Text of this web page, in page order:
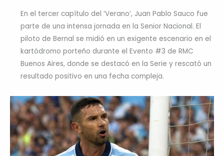
En el tercer capítulo del ‘Verano’, Juan Pablo Sauco fue
parte de una intensa jornada en la Senior Nacional. El
piloto de Bernal se midió en un exigente escenario en el
kartódromo porteño durante el Evento #3 de RMC
Buenos Aires, donde se destacó en la Serie y rescató un
resultado positivo en una fecha compleja.